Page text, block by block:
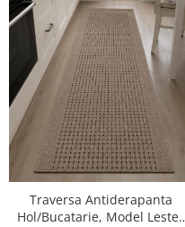
Traversa Antiderapanta
Hol/Bucatarie, Model Lester